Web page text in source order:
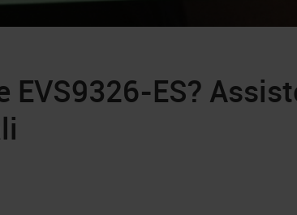
EVS9326-ES?